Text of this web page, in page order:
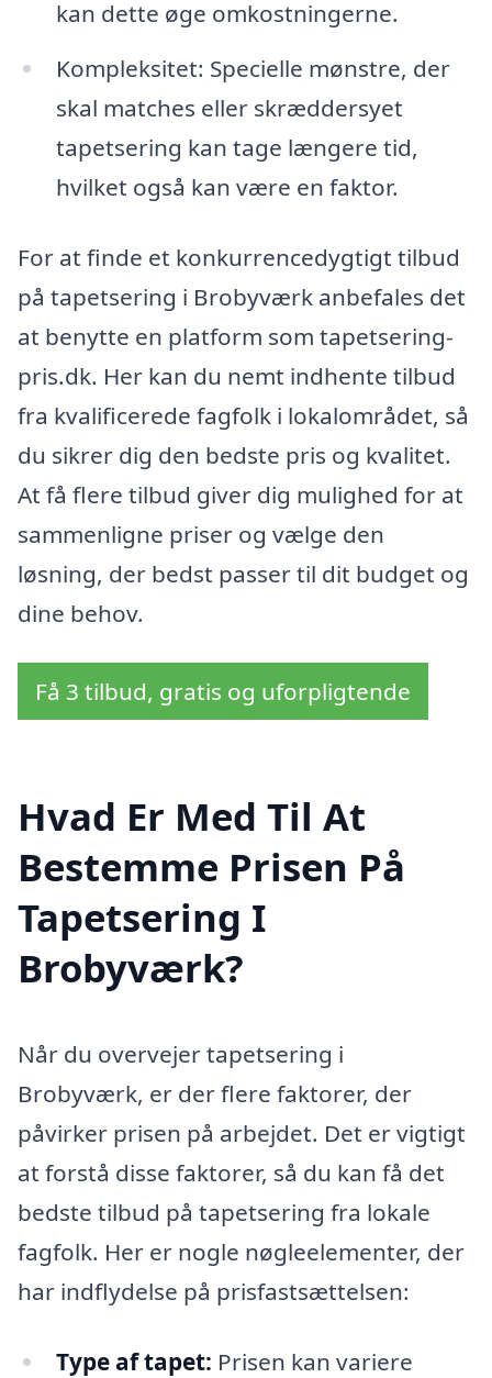
kan dette øge omkostningerne.
Kompleksitet: Specielle mønstre, der
skal matches eller skræddersyet
tapetsering kan tage længere tid,
hvilket også kan være en faktor.
For at finde et konkurrencedygtigt tilbud
på tapetsering i Brobyværk anbefales det
at benytte en platform som tapetsering-
pris.dk. Her kan du nemt indhente tilbud
fra kvalificerede fagfolk i lokalområdet, så
du sikrer dig den bedste pris og kvalitet.
At få flere tilbud giver dig mulighed for at
sammenligne priser og vælge den
løsning, der bedst passer til dit budget og
dine behov.
Få 3 tilbud, gratis og uforpligtende
Hvad Er Med Til At
Bestemme Prisen På
Tapetsering I
Brobyværk?
Når du overvejer tapetsering i
Brobyværk, er der flere faktorer, der
påvirker prisen på arbejdet. Det er vigtigt
at forstå disse faktorer, så du kan få det
bedste tilbud på tapetsering fra lokale
fagfolk. Her er nogle nøgleelementer, der
har indflydelse på prisfastsættelsen:
Type af tapet: Prisen kan variere